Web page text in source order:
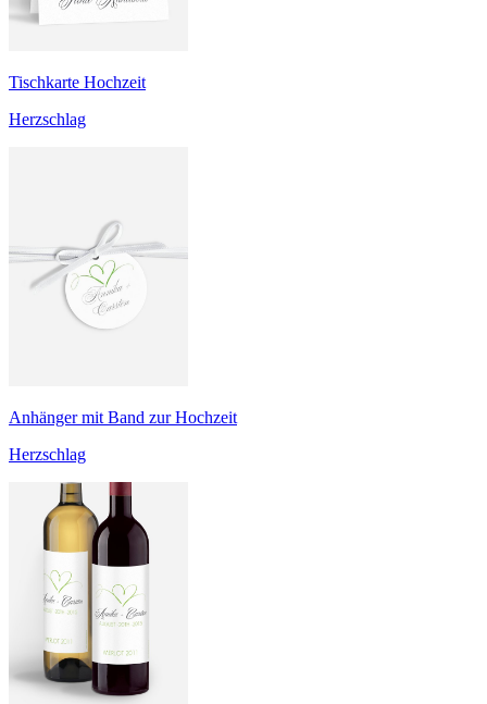
Tischkarte Hochzeit
Herzschlag
Anhänger mit Band zur Hochzeit
Herzschlag